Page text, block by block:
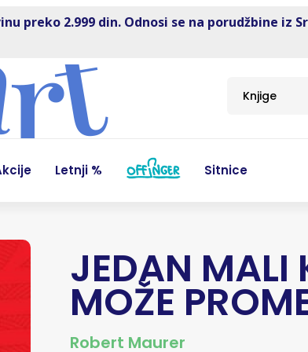
preko 2.999 din. Odnosi se na porudžbine iz
Knjige
Letnji % Sitnice
JEDAN MALI
MOŽE
Robert Maurer